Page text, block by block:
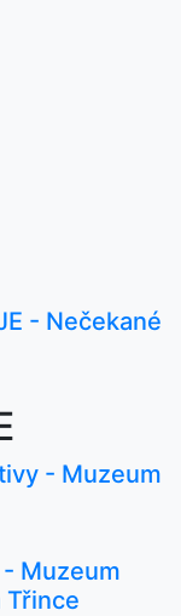
- Nečekané
- Muzeum
Muzeum
Třince